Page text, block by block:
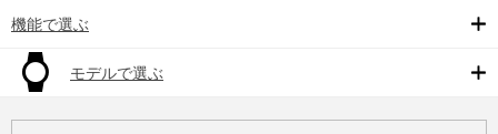
機能で選ぶ
モデルで選ぶ